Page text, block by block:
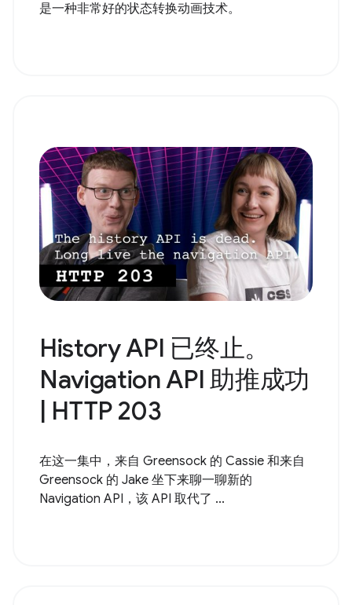
是一种非常好的状态转换动画技术。
History API 已终止。
Navigation API 助推成功
| HTTP 203
在这一集中，来自 Greensock 的 Cassie 和来自
Greensock 的 Jake 坐下来聊一聊新的
Navigation API，该 API 取代了 ...